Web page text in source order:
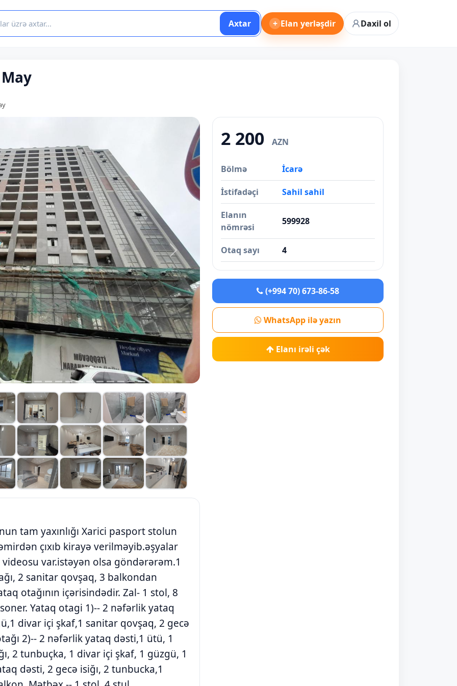
Axtar + Elan yerləşdir Daxil ol
Next
tam yaxınlığı Xarici pasport stolun
çıxıb kirayə verilməyib.əşyalar
videosu var.istəyən olsa göndərərəm.1
2 sanitar qovşaq, 3 balkondan
otağının içərisindədir. Zal- 1 stol, 8
Yataq otagi 1)-- 2 nəfərlik yataq
divar içi şkaf,1 sanitar qovşaq, 2 gecə
2)-- 2 nəfərlik yataq dəsti,1 ütü, 1
2 tunbuçka, 1 divar içi şkaf, 1 güzgü, 1
dəsti, 2 gecə isiğı, 2 tunbucka,1
2 200 AZN
Bölmə İcarə
İstifadəçi Sahil sahil
Elanın
nömrəsi
599928
Otaq sayı 4
(+994 70) 673-86-58
WhatsApp ilə yazın
Elanı irəli çək